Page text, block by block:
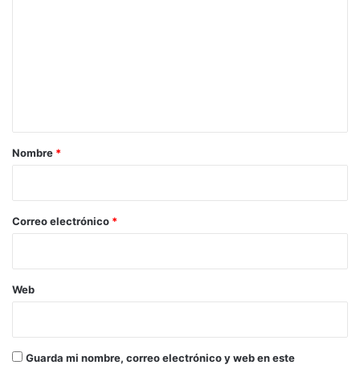
r
*
Nombre *
Correo electrónico *
Web
Guarda mi nombre, correo electrónico y web en este